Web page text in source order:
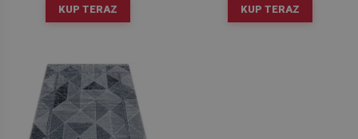
KUP TERAZ KUP TERAZ